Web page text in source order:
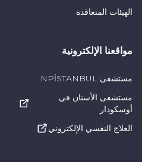
الهيئات المتعاقدة
مواقعنا الإلكترونية
مستشفى NPİSTANBUL
مستشفى الأسنان في
أوسكودار
العلاج النفسي الإلكتروني